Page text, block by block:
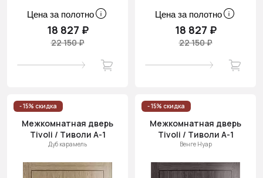
Цена за полотно
18 827 ₽
22 150 ₽
Цена за полотно
18 827 ₽
22 150 ₽
- 15% скидка
Межкомнатная дверь
Tivoli / Тиволи А-1
Дуб карамель
- 15% скидка
Межкомнатная дверь
Tivoli / Тиволи А-1
Венге Нуар